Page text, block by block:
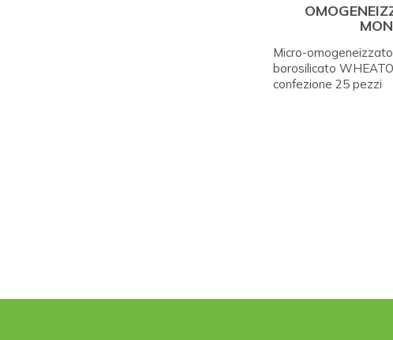
Micro-
borosilicato
confezione 25 pezzi